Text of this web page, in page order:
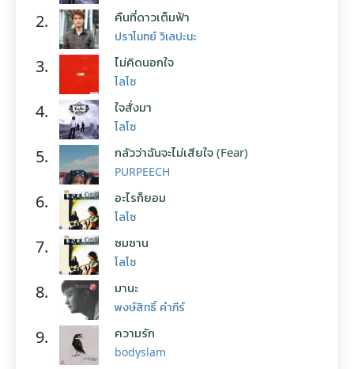
2. คืนที่ดาวเต็มฟ้า
ปราโมทย์ วิเลปะนะ
3. ไม่คิดนอกใจ
โลโซ
4. ใจสั่งมา
โลโซ
5. กลัวว่าฉันจะไม่เสียใจ (Fear)
PURPEECH
6. อะไรก็ยอม
โลโซ
7. ซมซาน
โลโซ
8. มานะ
พงษ์สิทธิ์ คำภีร์
9. ความรัก
bodyslam